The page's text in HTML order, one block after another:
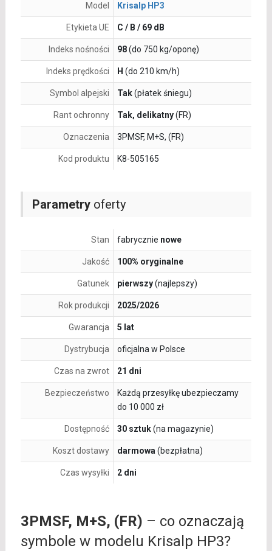
Parametryoferty
Stan fabrycznie nowe
Jakość 100% oryginalne
Gatunek pierwszy(najlepszy)
Rok produkcji 2025/2026
Gwarancja 5 lat
Dystrybucja oficjalna w Polsce
Czas na zwrot 21 dni
Bezpieczeństwo
Każdą przesyłkę ubezpieczamy
do 10 000 zł
Dostępność 30 sztuk(na magazynie)
Koszt dostawy darmowa (bezpłatna)
Czas wysyłki 2 dni
Model Krisalp HP3
Etykieta UE C / B / 69 dB
Indeks nośności 98(do 750 kg/oponę)
Indeks prędkości H (do 210 km/h)
Symbol alpejski Tak(płatek śniegu)
Rant ochronny Tak, delikatny(FR)
Oznaczenia 3PMSF, M+S, (FR)
Kod produktu K8-505165
3PMSF, M+S, (FR) – co oznaczają
symbole w modelu Krisalp HP3?